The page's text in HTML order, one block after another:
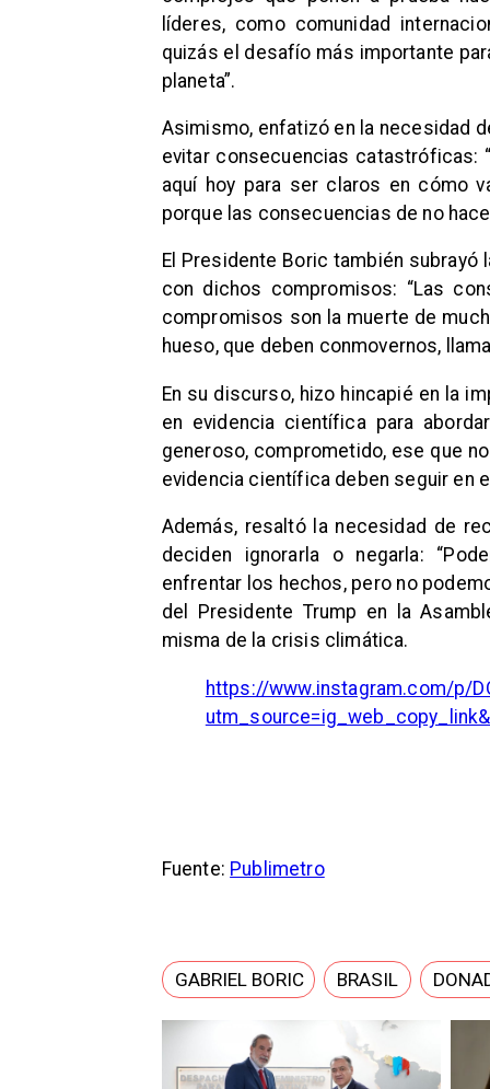
líderes, como comunidad
quizás el desafío más importante
planeta”.
Asimismo, enfatizó en la necesidad
evitar consecuencias catastróficas:
aquí hoy para ser claros en cómo
porque las consecuencias de no
El Presidente Boric también
con dichos compromisos: “Las
compromisos son la muerte de
hueso, que deben conmovernos,
En su discurso, hizo hincapié en la
en evidencia científica para
generoso, comprometido, ese que
evidencia científica deben seguir en
Además, resaltó la necesidad de
deciden ignorarla o negarla:
enfrentar los hechos, pero no
del Presidente Trump en la
misma de la crisis climática.
https://www.instagram.com/p/
Fuente: Publimetro
GABRIEL BORIC BRASIL